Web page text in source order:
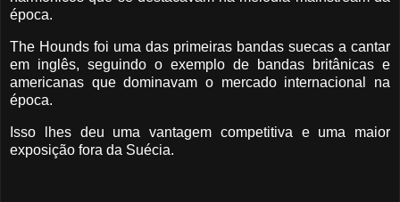
época.
The Hounds foi uma das primeiras bandas suecas a cantar
em inglês, seguindo o exemplo de bandas britânicas e
americanas que dominavam o mercado internacional na
época.
Isso lhes deu uma vantagem competitiva e uma maior
exposição fora da Suécia.